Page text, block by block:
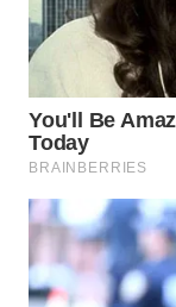
Quais são
A busca por
impulsiona a
de organismos
reproduzir em
complexos
avançada